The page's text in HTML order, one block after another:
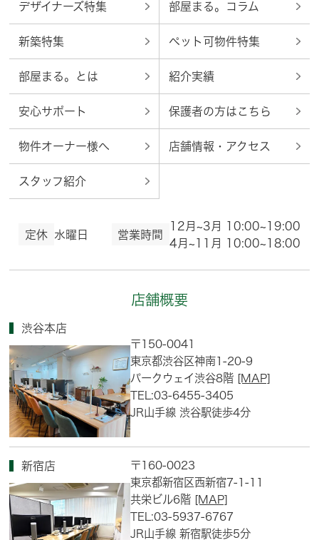
デザイナーズ特集 部屋まる。コラム
新築特集 ペット可物件特集
部屋まる。とは 紹介実績
安心サポート 保護者の方はこちら
物件オーナー様へ 店舗情報・アクセス
スタッフ紹介
定休 水曜日 営業時間
12月~3月 10:00~19:00
4月~11月 10:00~18:00
店舗概要
渋谷本店
〒150-0041
東京都渋谷区神南1-20-9
パークウェイ渋谷8階 [MAP]
TEL:03-6455-3405
JR山手線 渋谷駅徒歩4分
新宿店
〒160-0023
東京都新宿区西新宿7-1-11
共栄ビル6階 [MAP]
TEL:03-5937-6767
JR山手線 新宿駅徒歩5分